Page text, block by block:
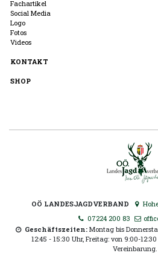
Fachartikel
Social Media
Logo
Fotos
Videos
KONTAKT
SHOP
OÖ LANDESJAGDVERBAND
07224 200 83
Geschäftszeiten: Montag bis
12:45 - 15:30 Uhr, Freitag: von 9:00-
Vereinbarung.